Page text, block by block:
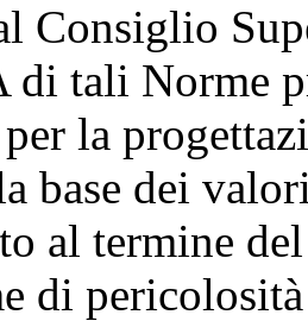
Consiglio
di tali Norme
la
base dei
al termine
di